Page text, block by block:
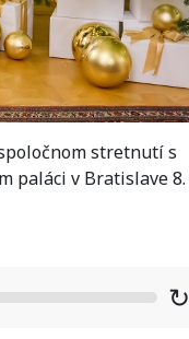
stretnutí s
paláci v Bratislave 8.
↻